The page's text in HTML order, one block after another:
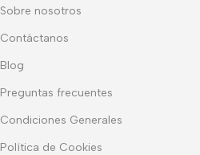
Sobre nosotros
Contáctanos
Blog
Preguntas frecuentes
Condiciones Generales
Política de Cookies